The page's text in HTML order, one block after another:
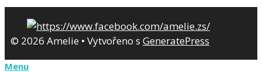
© 2026 Amelie • Vytvořeno s GeneratePress
Menu